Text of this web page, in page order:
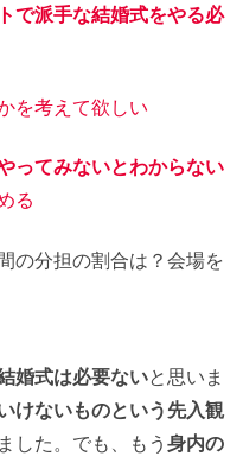
で派手な結婚式をやる必
を考えて欲しい
ってみないとわからない
る
婚式は必要ないと思いま
けないものという先入観
した。でも、もう 身内の